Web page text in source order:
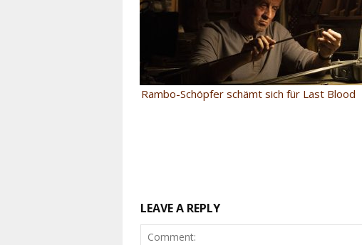
Rambo-Schöpfer schämt sich für Last Blood
LEAVE A REPLY